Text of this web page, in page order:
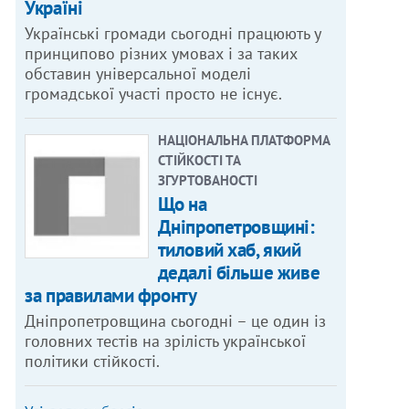
Україні
Українські громади сьогодні працюють у
принципово різних умовах і за таких
обставин універсальної моделі
громадської участі просто не існує.
НАЦІОНАЛЬНА ПЛАТФОРМА
СТІЙКОСТІ ТА
ЗГУРТОВАНОСТІ
Що на
Дніпропетровщині:
тиловий хаб, який
дедалі більше живе
за правилами фронту
Дніпропетровщина сьогодні – це один із
головних тестів на зрілість української
політики стійкості.